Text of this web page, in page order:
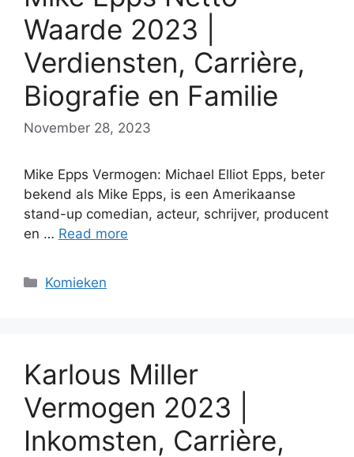
Waarde 2023 |
Verdiensten, Carrière,
Biografie en Familie
November 28, 2023
Mike Epps Vermogen: Michael Elliot Epps, beter
bekend als Mike Epps, is een Amerikaanse
stand-up comedian, acteur, schrijver, producent
en … Read more
Categories
Komieken
Karlous Miller
Vermogen 2023 |
Inkomsten, Carrière,